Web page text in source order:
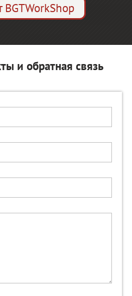
BGTWorkShop
и обратная связь